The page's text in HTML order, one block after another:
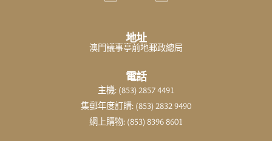
地址
澳門議事亭前地郵政總局
電話
主機: (853) 2857 4491
集郵年度訂購: (853) 2832 9490
網上購物: (853) 8396 8601